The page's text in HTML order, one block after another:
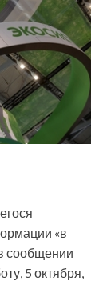
«в
сообщении
5 октября,